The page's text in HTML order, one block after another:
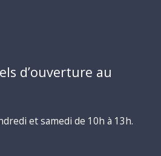
d’ouverture au
et samedi de 10h à 13h.